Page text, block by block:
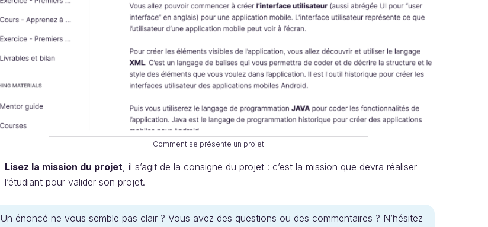
Comment se présente un projet
Lisez la mission du projet, il s’agit de la consigne du projet : c’est la mission que devra réaliser
l’étudiant pour valider son projet.
Un énoncé ne vous semble pas clair ? Vous avez des questions ou des commentaires ? N’hésitez